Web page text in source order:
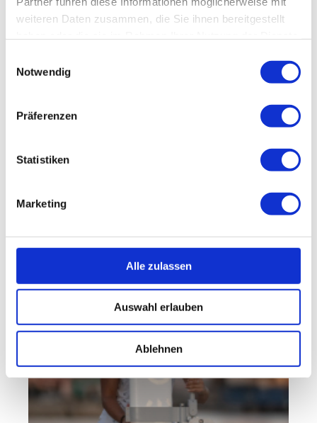
weiteren Daten zusammen, die Sie ihnen bereitgestellt
Notwendig
Präferenzen
Statistiken
Marketing
Alle zulassen
Auswahl erlauben
Ablehnen
besondere Kippsicherheit, das offene Katamaran-Design mit
unmittelbarem Wasserablauf und einfaches Ein- und Aussteigen
hohe Lagestabilität und mit seiner durchgängigen Breite von
42cm über eine Länge von 370cm eine großzügige Ladefläche.